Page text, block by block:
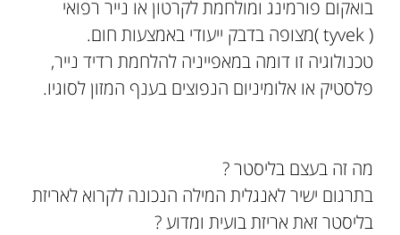
בואקום פורמינג ומולחמת לקרטון או נייר רפואי
( tyvek )מצופה בדבק ייעודי באמצעות חום.
טכנולוגיה זו דומה במאפייניה להלחמת רדיד נייר,
פלסטיק או אלומיניום הנפוצים בענף המזון לסוגיו.
מה זה בעצם בליסטר ?
בתרגום ישיר לאנגלית המילה הנכונה לקרוא לאריזת
בליסטר זאת אריזת בועית ומדוע ?